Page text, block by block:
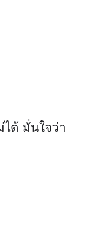
ได้ มั่นใจว่า